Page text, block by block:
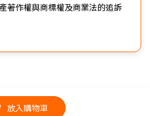
著作權與商標權及商業法的追訴
放入購物車